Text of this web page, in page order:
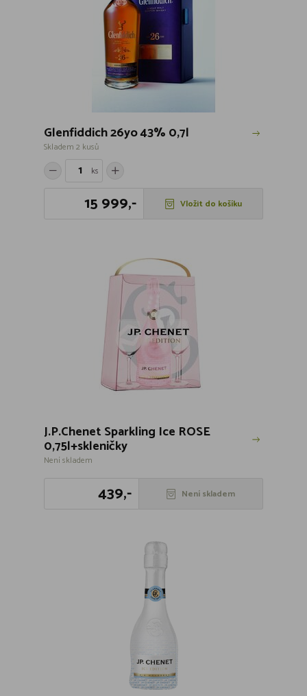
Glenfiddich 26yo 43% 0,7l
Skladem 2 kusů
ks
15 999,- Vložit do košíku
J.P.Chenet Sparkling Ice ROSE
0,75l+skleničky
Není skladem
439,- Není skladem